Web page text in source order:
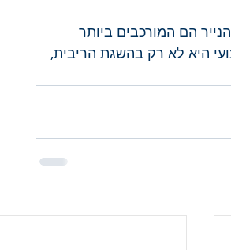
הם המורכבים ביותר
היא לא רק בהשגת הריבית,